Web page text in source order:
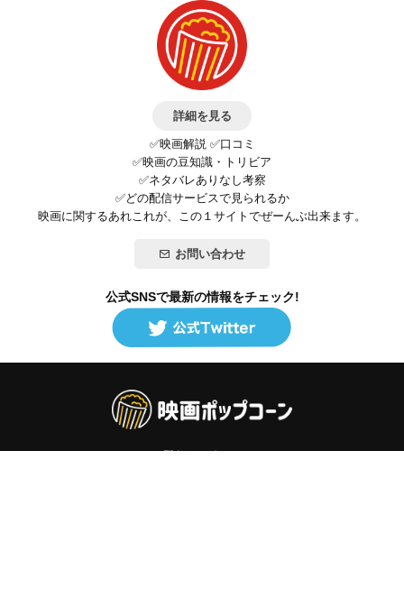
詳細を見る
✅映画解説 ✅口コミ
✅映画の豆知識・トリビア
✅ネタバレありなし考察
✅どの配信サービスで見られるか
映画に関するあれこれが、この１サイトでぜーんぶ出来ます。
お問い合わせ
公式SNSで最新の情報をチェック!